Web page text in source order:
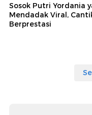
Sosok Putri Yordania
Mendadak Viral,
Berprestasi